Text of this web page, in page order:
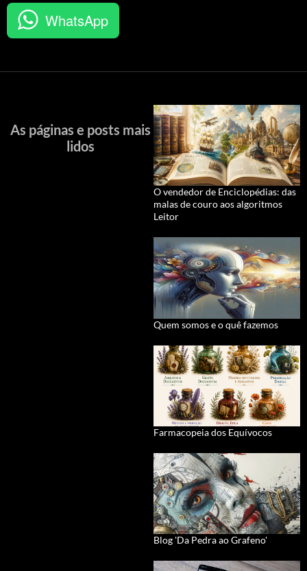
WhatsApp
As páginas e posts mais
lidos
O vendedor de Enciclopédias: das
malas de couro aos algoritmos
Leitor
Quem somos e o quê fazemos
Farmacopeia dos Equívocos
Blog 'Da Pedra ao Grafeno'